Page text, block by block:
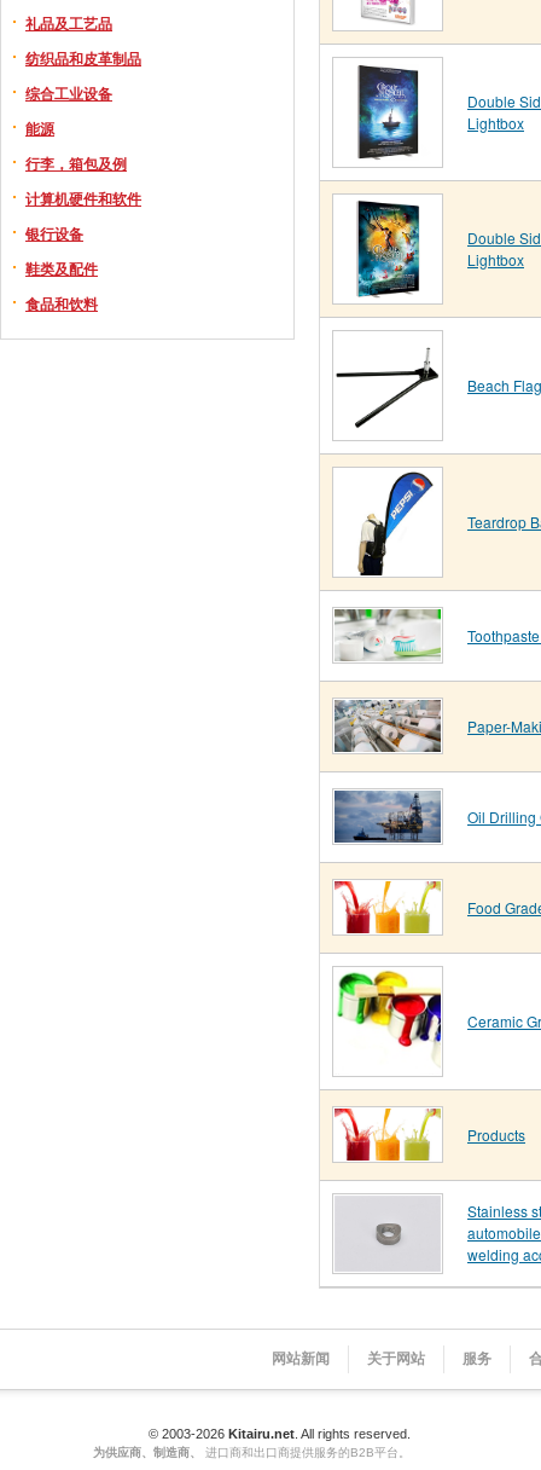
礼品及工艺品
纺织品和皮革制品
综合工业设备
能源
行李，箱包及例
计算机硬件和软件
银行设备
鞋类及配件
食品和饮料
Double
Lightbox
Double
Lightbox
Beach
Teardrop
Paper-
Oil Drilling
Food
Ceramic
Products
Stainless
welding
网站新闻 关于网站 服务
© 2003-2026 Kitairu.net . All rights reserved.
为供应商、制造商、
进口商和出口商提供服务的B2B平台。